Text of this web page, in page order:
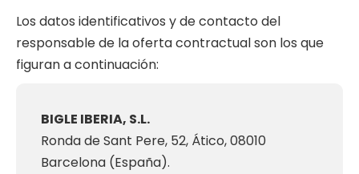
Los datos identificativos y de contacto del
responsable de la oferta contractual son los que
figuran a continuación:
BIGLE IBERIA, S.L.
Ronda de Sant Pere, 52, Ático, 08010
Barcelona (España).